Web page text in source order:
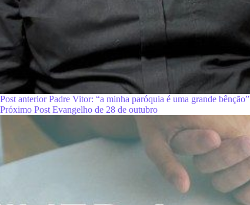
Post anteriorPadre Vitor: “a minha paróquia é uma grande bênção”
Próximo Post Evangelho de 28 de outubro